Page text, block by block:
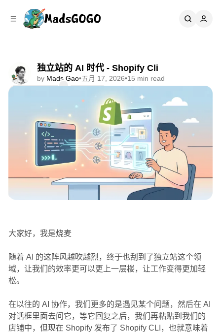
独立站的 AI 时代 - Shopify Cli
by Mads Gao•五月 17, 2026•15 min read
大家好，我是烧麦
随着 AI 的这阵风越吹越烈，终于也刮到了独立站这个领
域，让我们的效率更可以更上一层楼，让工作变得更加轻
松。
在以往的 AI 协作，我们更多的是遇见某个问题，然后在 AI
对话框里面去问它，等它回复之后，我们再粘贴到我们的
店铺中，但现在 Shopify 发布了 Shopify CLI，也就意味着